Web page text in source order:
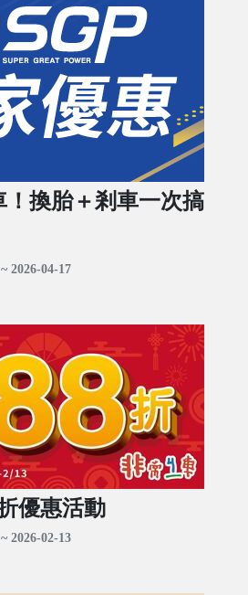
！換胎＋剎車一次搞
2026-04-17
優惠活動
2026-02-13